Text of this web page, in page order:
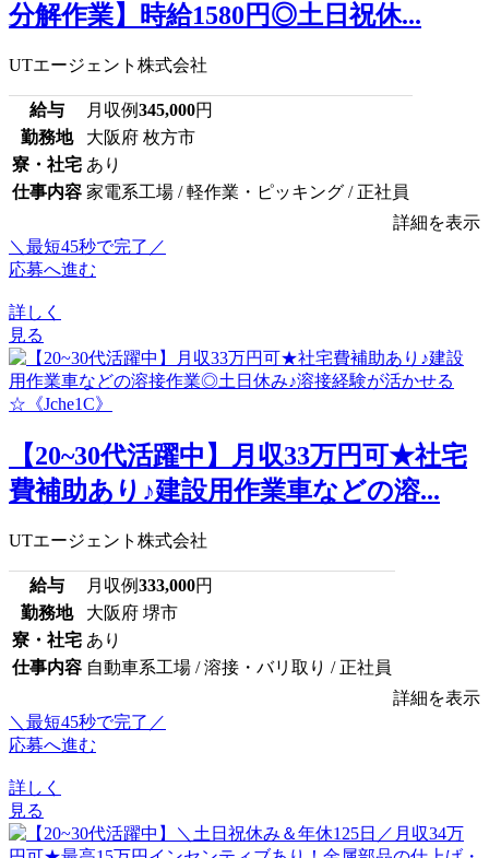
分解作業】時給1580円◎土日祝休...
UTエージェント株式会社
給与 月収例345,000円
勤務地
大阪府 枚方市
寮・社宅 あり
仕事内容 家電系工場 / 軽作業・ピッキング / 正社員
詳細を表示
＼最短45秒で完了／
応募へ進む
詳しく
見る
【20~30代活躍中】月収33万円可★社宅
費補助あり♪建設用作業車などの溶...
UTエージェント株式会社
給与 月収例333,000円
勤務地
大阪府 堺市
寮・社宅 あり
仕事内容 自動車系工場 / 溶接・バリ取り / 正社員
詳細を表示
＼最短45秒で完了／
応募へ進む
詳しく
見る